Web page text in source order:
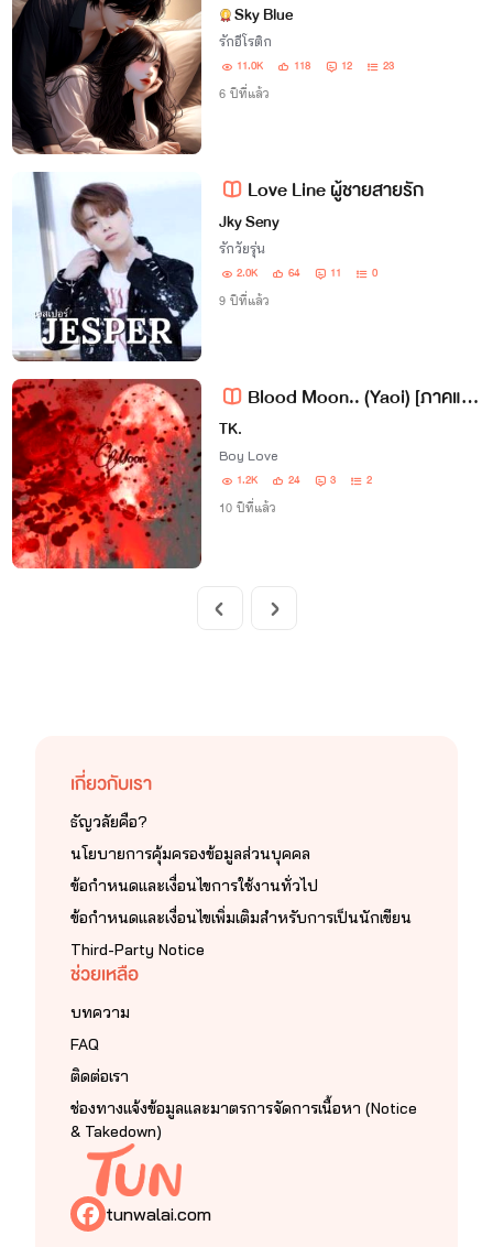
Sky Blue
รักอีโรติก
11.0K 118 12 23
6 ปีที่แล้ว
Love Line ผู้ชายสายรัก
Jky Seny
รักวัยรุ่น
2.0K 64 11 0
9 ปีที่แล้ว
Blood Moon.. (Yaoi) [ภาคแก้ไข]
TK.
Boy Love
1.2K 24 3 2
10 ปีที่แล้ว
เกี่ยวกับเรา
ธัญวลัยคือ?
นโยบายการคุ้มครองข้อมูลส่วนบุคคล
ข้อกำหนดและเงื่อนไขการใช้งานทั่วไป
ข้อกำหนดและเงื่อนไขเพิ่มเติมสำหรับการเป็นนักเขียน
Third-Party Notice
ช่วยเหลือ
บทความ
FAQ
ติดต่อเรา
ช่องทางแจ้งข้อมูลและมาตรการจัดการเนื้อหา (Notice
& Takedown)
tunwalai.com